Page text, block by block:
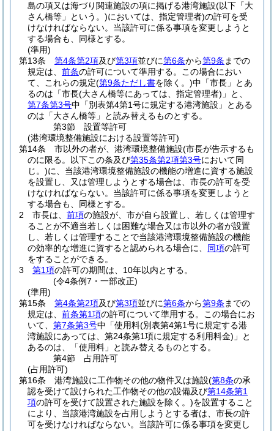
島の項又は海づり関連施設の項に掲げる港湾施設(以下「大
さん橋等」という。)においては、指定管理者)の許可を受
けなければならない。 当該許可に係る事項を変更しようと
する場合も、同様とする。
(準用)
第13条
第4条第2項及び第3項並びに第6条から第9条 までの
規定は、 前条の許可について準用する。
この場合におい
て、これらの規定(第9条ただし書を除く。)中「市長」とあ
るのは「市長(大さん橋等にあっては、指定管理者) 」と、
第7条第3号中「別表第4第1号に規定する港湾施設」とある
のは「大さん橋等」と読み替えるものとする。
第3節
設置等許可
(港湾環境整備施設における設置等許可)
第14条
市以外の者が、港湾環境整備施設(市長が告示するも
のに限る。以下この条及び第35条第2項第3号において同
じ。)に、当該港湾環境整備施設の機能の増進に資する施設
を設置し、又は管理しようとする場合は、市長の許可を受
けなければならない。 当該許可に係る事項を変更しようと
する場合も、同様とする。
2
市長は、 前項の施設が、市が自ら設置し、若しくは管理す
ることが不適当若しくは困難な場合又は市以外の者が設置
し、若しくは管理することで当該港湾環境整備施設の機能
の効率的な増進に資すると認められる場合に、 同項の許可
をすることができる。
3
第1項の許可の期間は、10年以内とする。
(令4条例7・一部改正)
(準用)
第15条
第4条第2項及び第3項並びに第6条から第9条 までの
規定は、 前条第1項の許可について準用する。
この場合にお
いて、 第7条第3号中「使用料(別表第4第1号に規定する港
湾施設にあっては、第24条第1項に規定する利用料金) 」と
あるのは、「使用料」と読み替えるものとする。
第4節
占用許可
(占用許可)
第16条
港湾施設に工作物その他の物件又は施設(第8条の承
認を受けて設けられた工作物その他の設備及び第14条第1
項の許可を受けて設置された施設を除く。)を設置すること
により、当該港湾施設を占用しようとする者は、市長の許
可を受けなければならない。 当該許可に係る事項を変更し